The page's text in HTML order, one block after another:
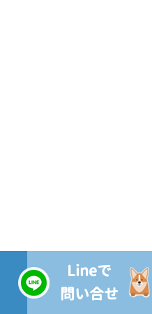
Lineで
問い合せ